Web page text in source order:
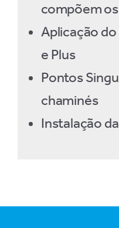
compõem
Aplicação
e Plus
Pontos
chaminés
Instalação